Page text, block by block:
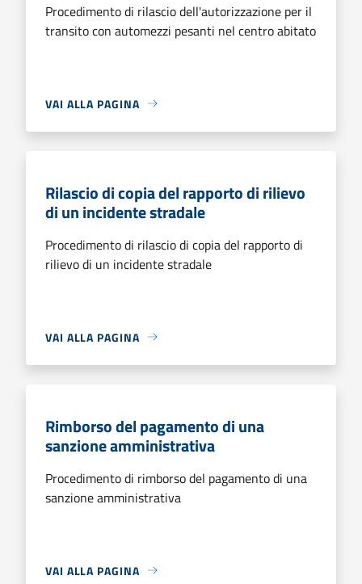
Procedimento di rilascio dell'autorizzazione per il
transito con automezzi pesanti nel centro abitato
VAI ALLA PAGINA
Rilascio di copia del rapporto di rilievo
di un incidente stradale
Procedimento di rilascio di copia del rapporto di
rilievo di un incidente stradale
VAI ALLA PAGINA
Rimborso del pagamento di una
sanzione amministrativa
Procedimento di rimborso del pagamento di una
sanzione amministrativa
VAI ALLA PAGINA